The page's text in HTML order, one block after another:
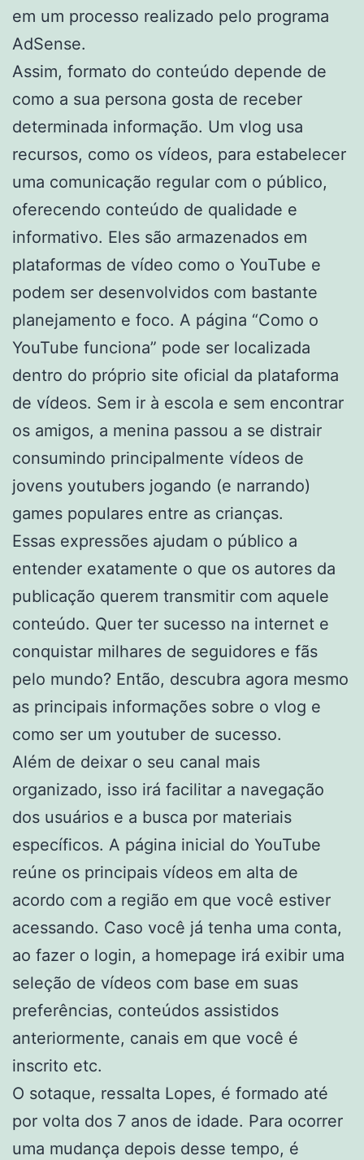
em um processo realizado pelo programa
AdSense.
Assim, formato do conteúdo depende de
como a sua persona gosta de receber
determinada informação. Um vlog usa
recursos, como os vídeos, para estabelecer
uma comunicação regular com o público,
oferecendo conteúdo de qualidade e
informativo. Eles são armazenados em
plataformas de vídeo como o YouTube e
podem ser desenvolvidos com bastante
planejamento e foco. A página “Como o
YouTube funciona” pode ser localizada
dentro do próprio site oficial da plataforma
de vídeos. Sem ir à escola e sem encontrar
os amigos, a menina passou a se distrair
consumindo principalmente vídeos de
jovens youtubers jogando (e narrando)
games populares entre as crianças.
Essas expressões ajudam o público a
entender exatamente o que os autores da
publicação querem transmitir com aquele
conteúdo. Quer ter sucesso na internet e
conquistar milhares de seguidores e fãs
pelo mundo? Então, descubra agora mesmo
as principais informações sobre o vlog e
como ser um youtuber de sucesso.
Além de deixar o seu canal mais
organizado, isso irá facilitar a navegação
dos usuários e a busca por materiais
específicos. A página inicial do YouTube
reúne os principais vídeos em alta de
acordo com a região em que você estiver
acessando. Caso você já tenha uma conta,
ao fazer o login, a homepage irá exibir uma
seleção de vídeos com base em suas
preferências, conteúdos assistidos
anteriormente, canais em que você é
inscrito etc.
O sotaque, ressalta Lopes, é formado até
por volta dos 7 anos de idade. Para ocorrer
uma mudança depois desse tempo, é